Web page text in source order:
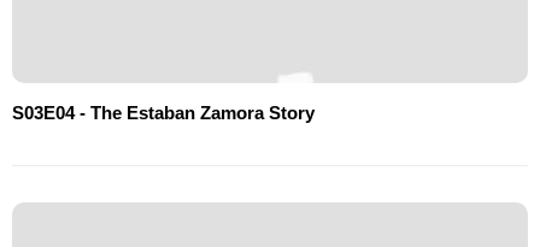
S03E04 - The Estaban Zamora Story